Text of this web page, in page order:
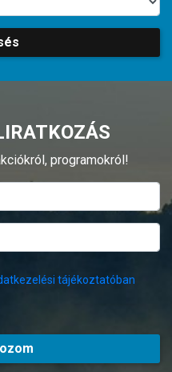
programokról!
tájékoztatóban